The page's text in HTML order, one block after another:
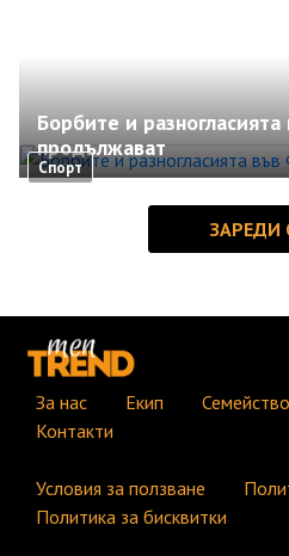
Спорт
Борбите и
продължават
За нас Екип
Контакти
Условия за ползване
Политика за бисквитки